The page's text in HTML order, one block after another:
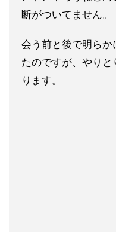
断がついてません。
会う前と後で明らか
たのですが、やり
ります。